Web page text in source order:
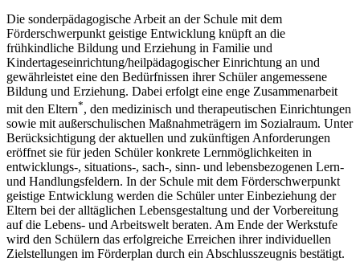
Die sonderpädagogische Arbeit an der Schule mit dem
Förderschwerpunkt geistige Entwicklung knüpft an die
frühkindliche Bildung und Erziehung in Familie und
Kindertageseinrichtung/heilpädagogischer Einrichtung an und
gewährleistet eine den Bedürfnissen ihrer Schüler angemessene
Bildung und Erziehung. Dabei erfolgt eine enge Zusammenarbeit
mit den Eltern*, den medizinisch und therapeutischen Einrichtungen
sowie mit außerschulischen Maßnahmeträgern im Sozialraum. Unter
Berücksichtigung der aktuellen und zukünftigen Anforderungen
eröffnet sie für jeden Schüler konkrete Lernmöglichkeiten in
entwicklungs-, situations-, sach-, sinn- und lebensbezogenen Lern-
und Handlungsfeldern. In der Schule mit dem Förderschwerpunkt
geistige Entwicklung werden die Schüler unter Einbeziehung der
Eltern bei der alltäglichen Lebensgestaltung und der Vorbereitung
auf die Lebens- und Arbeitswelt beraten. Am Ende der Werkstufe
wird den Schülern das erfolgreiche Erreichen ihrer individuellen
Zielstellungen im Förderplan durch ein Abschlusszeugnis bestätigt.